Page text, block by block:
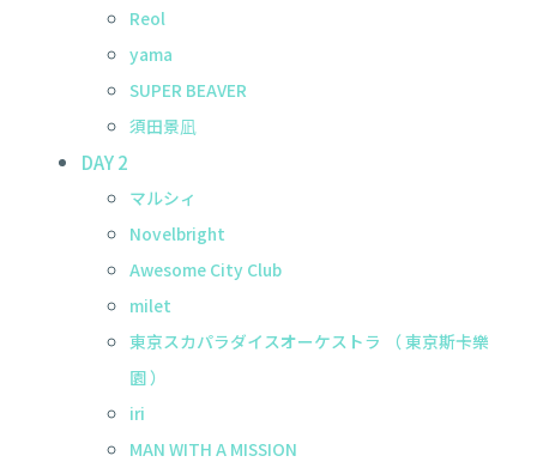
Reol
yama
SUPER BEAVER
須田景凪
DAY 2
マルシィ
Novelbright
Awesome City Club
milet
東京スカパラダイスオーケストラ （ 東京斯卡樂
園 ）
iri
MAN WITH A MISSION